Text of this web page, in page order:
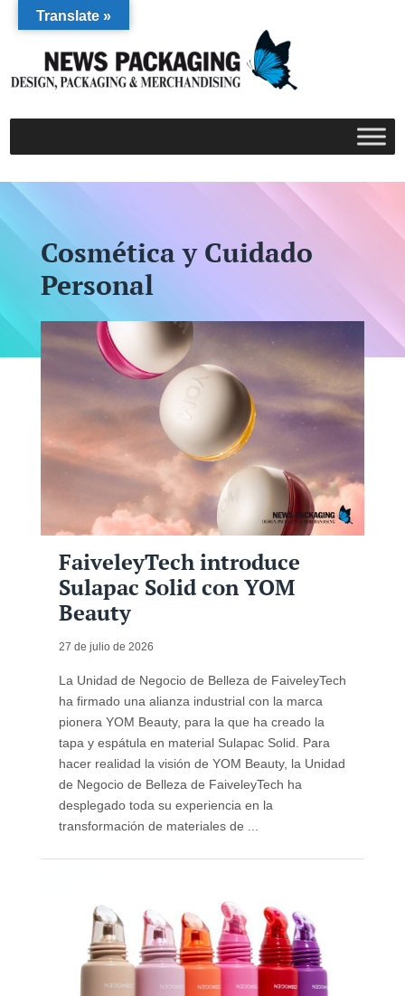
Cosmética y Cuidado
Personal
FaiveleyTech introduce
Sulapac Solid con YOM
Beauty
27 de julio de 2026
La Unidad de Negocio de Belleza de FaiveleyTech
ha firmado una alianza industrial con la marca
pionera YOM Beauty, para la que ha creado la
tapa y espátula en material Sulapac Solid. Para
hacer realidad la visión de YOM Beauty, la Unidad
de Negocio de Belleza de FaiveleyTech ha
desplegado toda su experiencia en la
transformación de materiales de ...
Translate »